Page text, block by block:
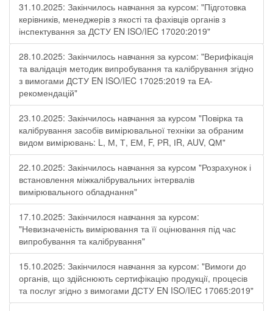
31.10.2025: Закінчилось навчання за курсом: "Підготовка
керівників, менеджерів з якості та фахівців органів з
інспектування за ДСТУ EN ISO/IEC 17020:2019"
28.10.2025: Закінчилось навчання за курсом: "Верифікація
та валідація методик випробування та калібрування згідно
з вимогами ДСТУ EN ISO/IEC 17025:2019 та ЕА-
рекомендацій"
23.10.2025: Закінчилось навчання за курсом "Повірка та
калібрування засобів вимірювальної техніки за обраним
видом вимірювань: L, М, Т, ЕМ, F, РR, ІR, АUV, QМ"
22.10.2025: Закінчилось навчання за курсом "Розрахунок і
встановлення міжкалібрувальних інтервалів
вимірювального обладнання"
17.10.2025: Закінчилося навчання за курсом:
"Невизначеність вимірювання та її оцінювання під час
випробування та калібрування"
15.10.2025: Закінчилося навчання за курсом: "Вимоги до
органів, що здійснюють сертифікацію продукції, процесів
та послуг згідно з вимогами ДСТУ EN ISO/IEC 17065:2019"